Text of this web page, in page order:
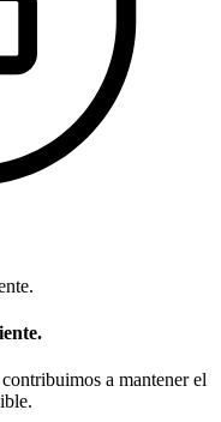
a mantener el